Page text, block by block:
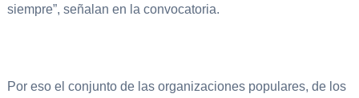
siempre”, señalan en la convocatoria.
Por eso el conjunto de las organizaciones populares, de los